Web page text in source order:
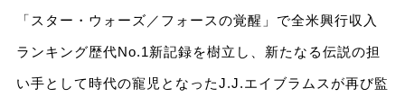
「スター・ウォーズ／フォースの覚醒」で全米興行収入
ランキング歴代No.1新記録を樹立し、新たなる伝説の担
い手として時代の寵児となったJ.J.エイブラムスが再び監